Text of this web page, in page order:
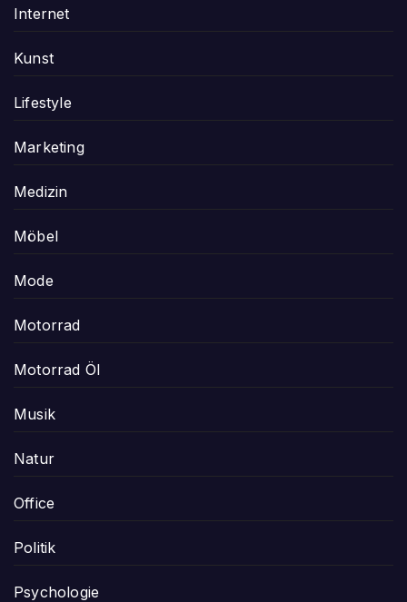
Internet
Kunst
Lifestyle
Marketing
Medizin
Möbel
Mode
Motorrad
Motorrad Öl
Musik
Natur
Office
Politik
Psychologie